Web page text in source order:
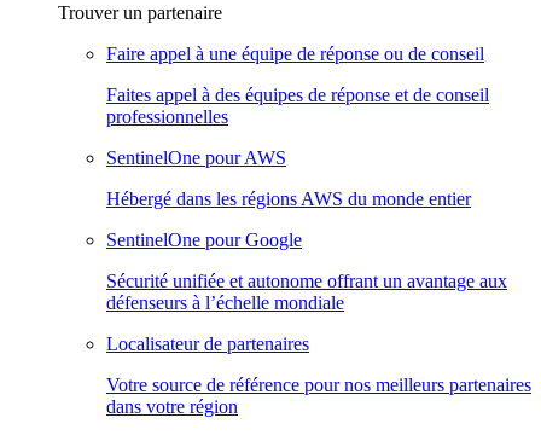
Trouver un partenaire
Faire appel à une équipe de réponse ou de conseil
Faites appel à des équipes de réponse et de conseil
professionnelles
SentinelOne pour AWS
Hébergé dans les régions AWS du monde entier
SentinelOne pour Google
Sécurité unifiée et autonome offrant un avantage aux
défenseurs à l’échelle mondiale
Localisateur de partenaires
Votre source de référence pour nos meilleurs partenaires
dans votre région